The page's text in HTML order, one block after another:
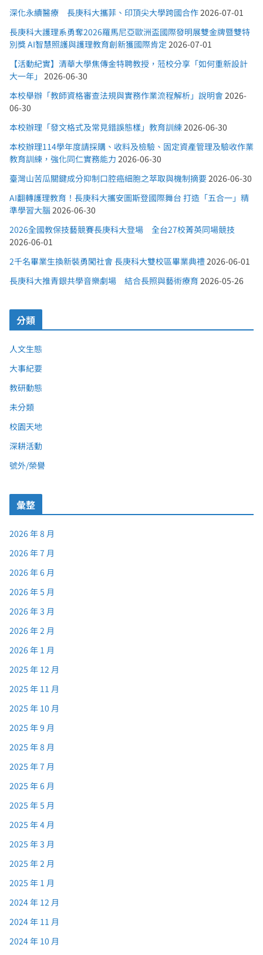
深化永續醫療 長庚科大攜菲、印頂尖大學跨國合作2026-07-01
長庚科大護理系勇奪2026羅馬尼亞歐洲盃國際發明展雙金牌暨雙特
別獎 AI智慧照護與護理教育創新獲國際肯定 2026-07-01
【活動紀實】清華大學焦傳金特聘教授，蒞校分享「如何重新設計
大一年」 2026-06-30
本校舉辦「教師資格審查法規與實務作業流程解析」說明會2026-
06-30
本校辦理「發文格式及常見錯誤態樣」教育訓練2026-06-30
本校辦理114學年度請採購、收料及檢驗、固定資產管理及驗收作業
教育訓練，強化同仁實務能力 2026-06-30
臺灣山苦瓜關鍵成分抑制口腔癌細胞之萃取與機制摘要2026-06-30
AI翻轉護理教育！長庚科大攜安圖斯登國際舞台 打造「五合一」精
準學習大腦 2026-06-30
2026全國教保技藝競賽長庚科大登場 全台27校菁英同場競技
2026-06-01
2千名畢業生換新裝勇闖社會 長庚科大雙校區畢業典禮2026-06-01
長庚科大推青銀共學音樂劇場 結合長照與藝術療育 2026-05-26
分類
人文生態
大事紀要
教研動態
未分類
校園天地
深耕活動
號外/榮譽
彙整
2026 年 8 月
2026 年 7 月
2026 年 6 月
2026 年 5 月
2026 年 3 月
2026 年 2 月
2026 年 1 月
2025 年 12 月
2025 年 11 月
2025 年 10 月
2025 年 9 月
2025 年 8 月
2025 年 7 月
2025 年 6 月
2025 年 5 月
2025 年 4 月
2025 年 3 月
2025 年 2 月
2025 年 1 月
2024 年 12 月
2024 年 11 月
2024 年 10 月